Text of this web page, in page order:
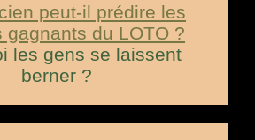
peut-il prédire les
gagnants du LOTO ?
les gens se laissent
berner ?